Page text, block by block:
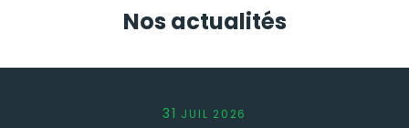
Nos actualités
31 JUIL 2026